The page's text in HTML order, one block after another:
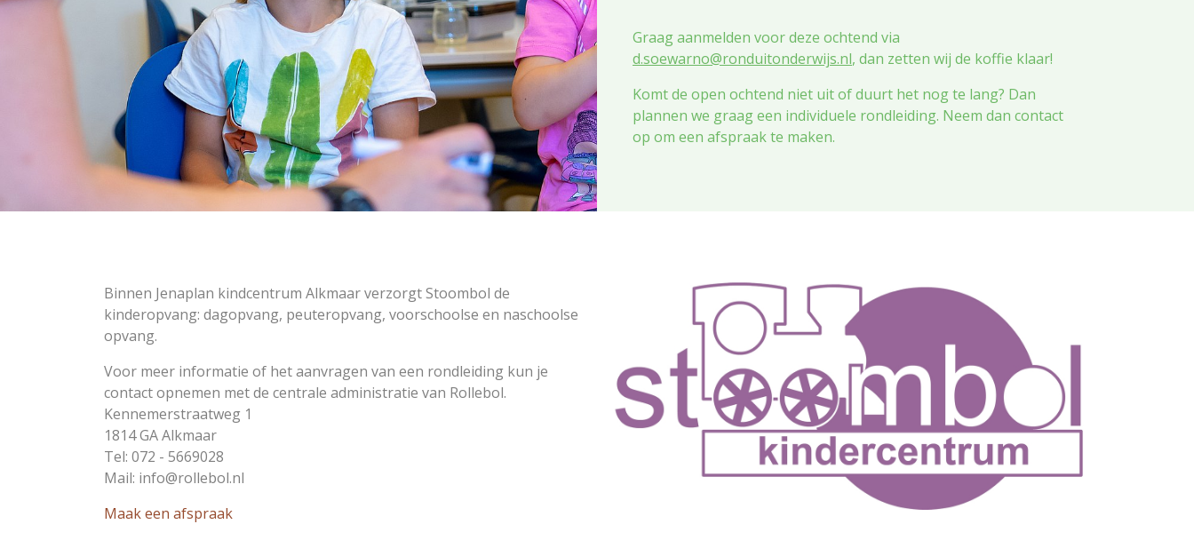
Graag aanmelden voor deze ochtend via
d.soewarno@ronduitonderwijs.nl, dan zetten wij de koffie klaar!
Komt de open ochtend niet uit of duurt het nog te lang? Dan
plannen we graag een individuele rondleiding. Neem dan contact
op om een afspraak te maken.
Binnen Jenaplan kindcentrum Alkmaar verzorgt Stoombol de
kinderopvang: dagopvang, peuteropvang, voorschoolse en naschoolse
opvang.
Voor meer informatie of het aanvragen van een rondleiding kun je
contact opnemen met de centrale administratie van Rollebol.
Kennemerstraatweg 1
1814 GA Alkmaar
Tel: 072 - 5669028
Mail: info@rollebol.nl
Maak een afspraak